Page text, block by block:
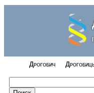
Дрогобич
Найти: